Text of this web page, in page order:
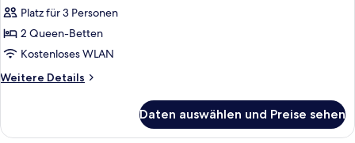
Deluxe-
Zweibettzimmer
anzeigen
Platz für 3 Personen
2 Queen-Betten
Kostenloses WLAN
Weitere Details
Weitere
Zweibettzimmer
Daten auswählen und Preise sehen